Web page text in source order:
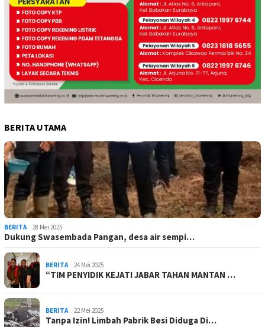
BERITA UTAMA
BERITA 28 Mei 2025
Dukung Swasembada Pangan, desa air sempi…
BERITA 24 Mei 2025
“TIM PENYIDIK KEJATI JABAR TAHAN MANTAN …
BERITA 22 Mei 2025
Tanpa Izin! Limbah Pabrik Besi Diduga Di…